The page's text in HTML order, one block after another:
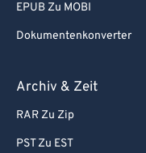
EPUB Zu MOBI
Dokumentenkonverter
Archiv & Zeit
RAR Zu Zip
PST Zu EST